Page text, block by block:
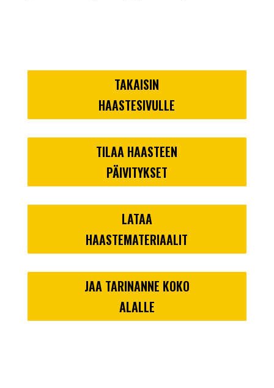
TAKAISIN
HAASTESIVULLE
TILAA HAASTEEN
PÄIVITYKSET
LATAA
HAASTEMATERIAALIT
JAA TARINANNE KOKO
ALALLE